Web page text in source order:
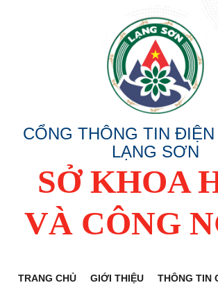
CỔNG THÔNG TIN
LẠNG SƠN
SỞ KHOA
VÀ CÔNG
TRANG CHỦ GIỚI THIỆU THÔNG TIN